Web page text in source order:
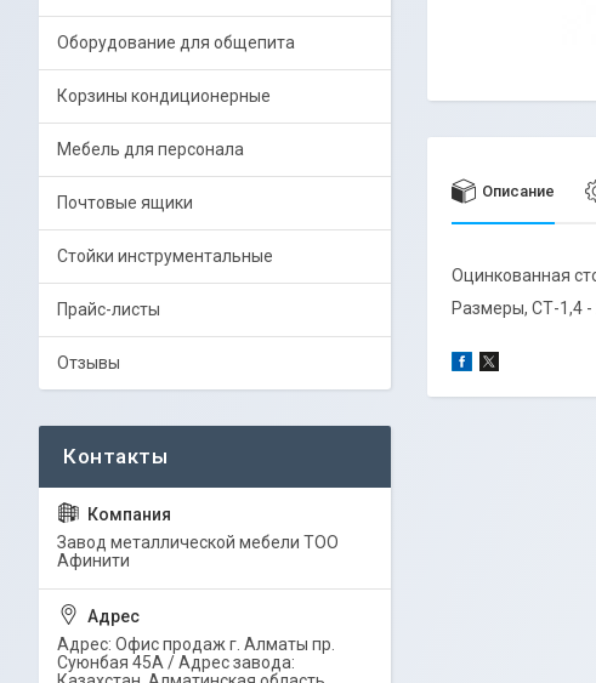
Описание
Оцинкованная
Размеры, СТ-1,4
Оборудование для общепита
Корзины кондиционерные
Мебель для персонала
Почтовые ящики
Стойки инструментальные
Прайс-листы
Отзывы
Завод металлической мебели ТОО
Афинити
Адрес: Офис продаж г. Алматы пр.
Суюнбая 45А / Адрес завода: